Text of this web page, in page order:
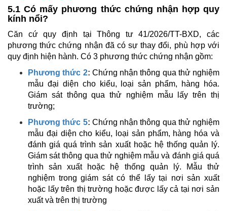
5.1 Có mấy phương thức chứng nhận hợp quy
kính nổi?
Căn cứ quy định tại Thông tư 41/2026/TT-BXD, các
phương thức chứng nhận đã có sự thay đổi, phù hợp với
quy định hiện hành. Có 3 phương thức chứng nhận gồm:
Phương thức 2: Chứng nhận thông qua thử nghiệm
mẫu đại diện cho kiểu, loại sản phẩm, hàng hóa.
Giám sát thông qua thử nghiệm mẫu lấy trên thị
trường;
Phương thức 5: Chứng nhận thông qua thử nghiệm
mẫu đại diện cho kiểu, loại sản phẩm, hàng hóa và
đánh giá quá trình sản xuất hoặc hệ thống quản lý.
Giám sát thông qua thử nghiệm mẫu và đánh giá quá
trình sản xuất hoặc hệ thống quản lý. Mẫu thử
nghiệm trong giám sát có thể lấy tại nơi sản xuất
hoặc lấy trên thị trường hoặc được lấy cả tại nơi sản
xuất và trên thị trường